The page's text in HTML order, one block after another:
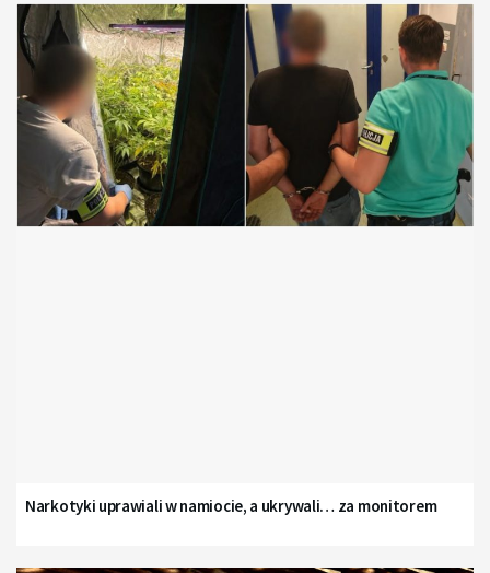
Narkotyki uprawiali w namiocie, a ukrywali… za monitorem